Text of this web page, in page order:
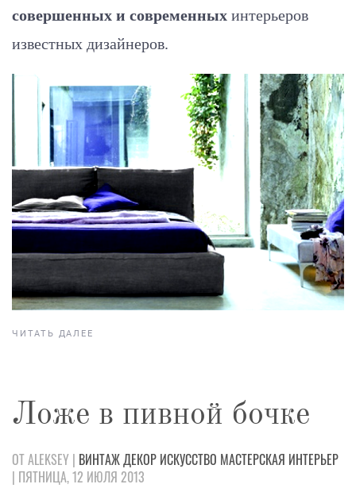
совершенных и современных интерьеров
известных дизайнеров.
ЧИТАТЬ ДАЛЕЕ
Ложе в пивной бочке
ОТ ALEKSEY | ВИНТАЖДЕКОР ИСКУССТВО МАСТЕРСКАЯ ИНТЕРЬЕР
| ПЯТНИЦА, 12 ИЮЛЯ 2013